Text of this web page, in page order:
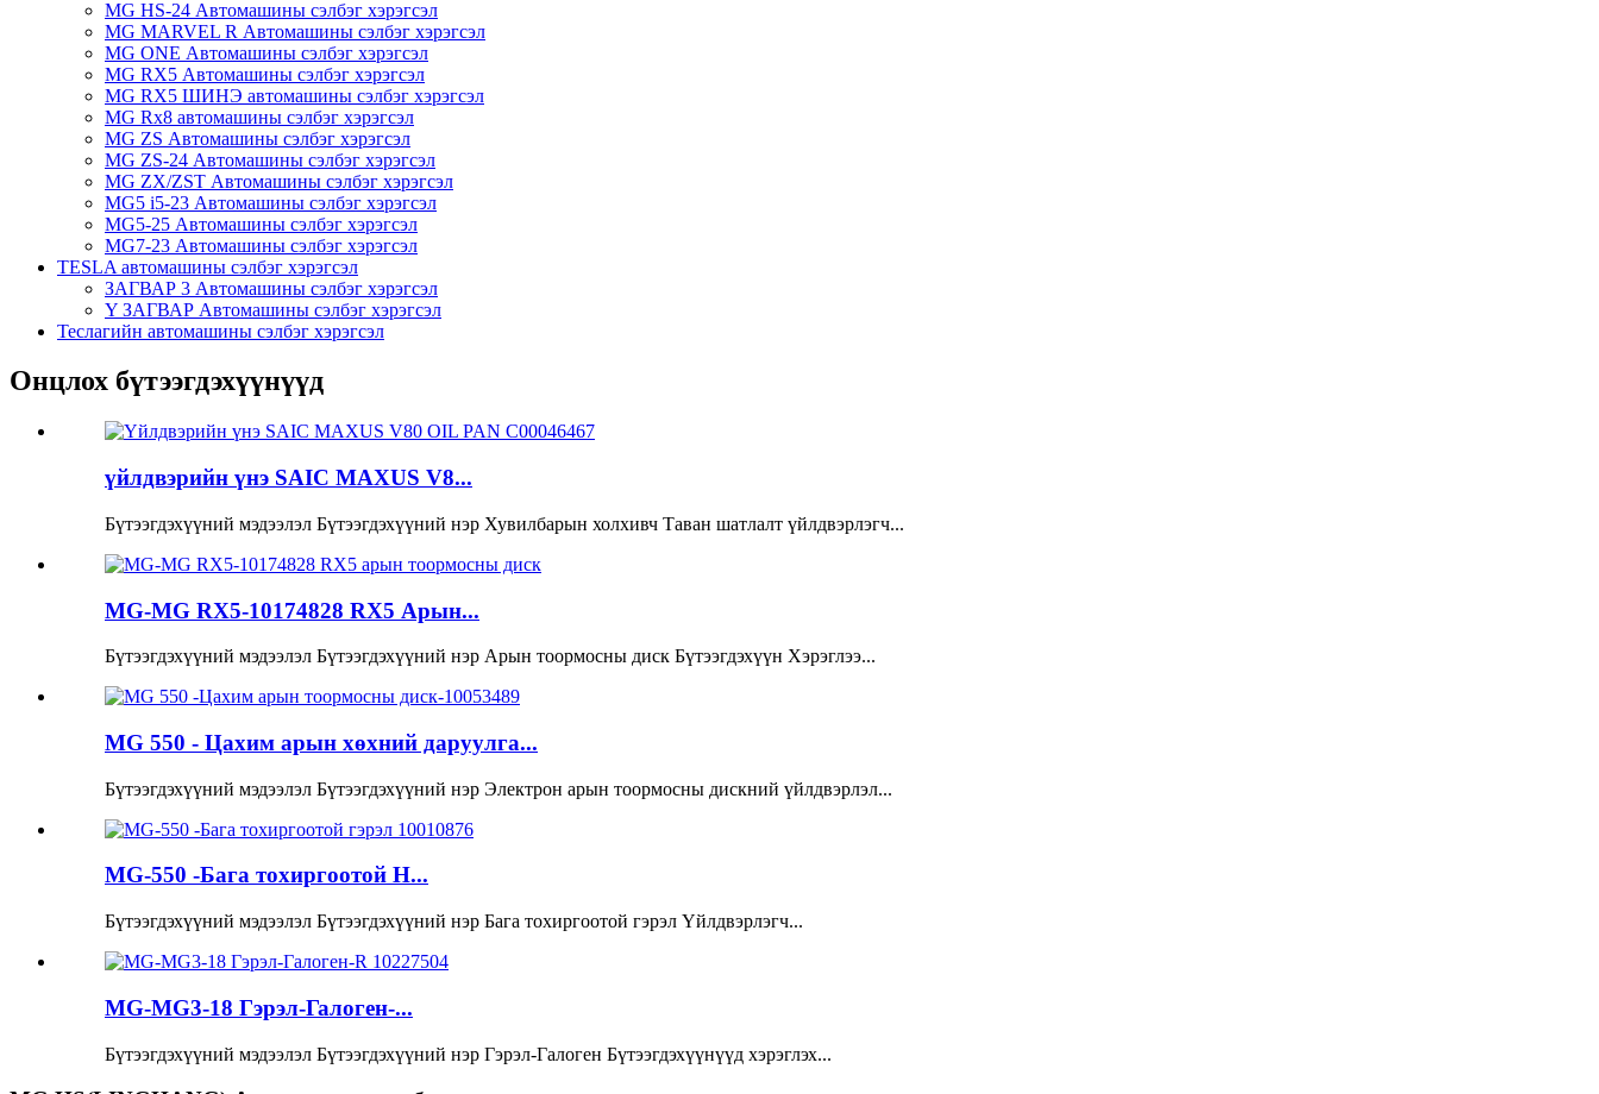
MG HS-24 Автомашины сэлбэг хэрэгсэл
MG MARVEL R Автомашины сэлбэг хэрэгсэл
MG ONE Автомашины сэлбэг хэрэгсэл
MG RX5 Автомашины сэлбэг хэрэгсэл
MG RX5 ШИНЭ автомашины сэлбэг хэрэгсэл
MG Rx8 автомашины сэлбэг хэрэгсэл
MG ZS Автомашины сэлбэг хэрэгсэл
MG ZS-24 Автомашины сэлбэг хэрэгсэл
MG ZX/ZST Автомашины сэлбэг хэрэгсэл
MG5 i5-23 Автомашины сэлбэг хэрэгсэл
MG5-25 Автомашины сэлбэг хэрэгсэл
MG7-23 Автомашины сэлбэг хэрэгсэл
TESLA автомашины сэлбэг хэрэгсэл
ЗАГВАР 3 Автомашины сэлбэг хэрэгсэл
Y ЗАГВАР Автомашины сэлбэг хэрэгсэл
Теслагийн автомашины сэлбэг хэрэгсэл
Онцлох бүтээгдэхүүнүүд
үйлдвэрийн үнэ SAIC MAXUS V8...
Бүтээгдэхүүний мэдээлэл Бүтээгдэхүүний нэр Хувилбарын холхивч Таван шатлалт үйлдвэрлэгч...
MG-MG RX5-10174828 RX5 Арын...
Бүтээгдэхүүний мэдээлэл Бүтээгдэхүүний нэр Арын тоормосны диск Бүтээгдэхүүн Хэрэглээ...
MG 550 - Цахим арын хөхний даруулга...
Бүтээгдэхүүний мэдээлэл Бүтээгдэхүүний нэр Электрон арын тоормосны дискний үйлдвэрлэл...
MG-550 -Бага тохиргоотой H...
Бүтээгдэхүүний мэдээлэл Бүтээгдэхүүний нэр Бага тохиргоотой гэрэл Үйлдвэрлэгч...
MG-MG3-18 Гэрэл-Галоген-...
Бүтээгдэхүүний мэдээлэл Бүтээгдэхүүний нэр Гэрэл-Галоген Бүтээгдэхүүнүүд хэрэглэх...